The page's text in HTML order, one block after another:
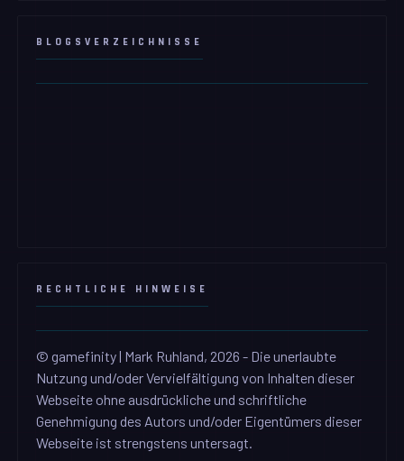
BLOGSVERZEICHNISSE
RECHTLICHE HINWEISE
© gamefinity | Mark Ruhland, 2026 - Die unerlaubte
Nutzung und/oder Vervielfältigung von Inhalten dieser
Webseite ohne ausdrückliche und schriftliche
Genehmigung des Autors und/oder Eigentümers dieser
Webseite ist strengstens untersagt.